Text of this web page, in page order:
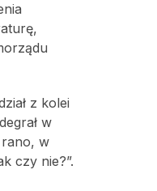
z kolei
w
rano, w
czy nie?”.